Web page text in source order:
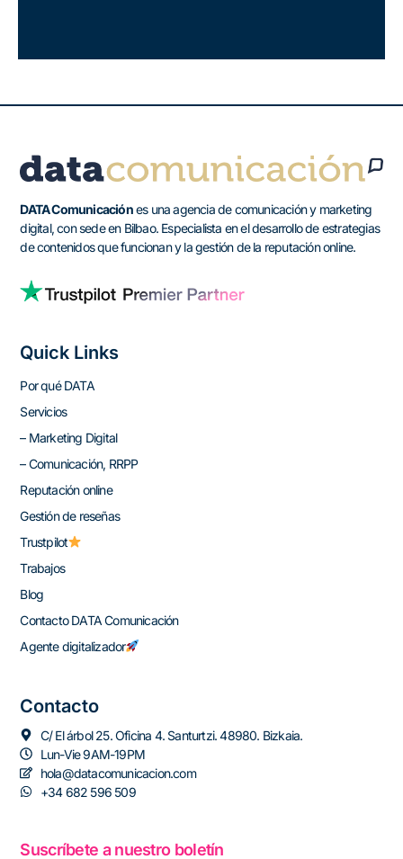
DATA Comunicaciónes una agencia de comunicación y marketing
digital, con sede en Bilbao. Especialista en el desarrollo de estrategias
de contenidos que funcionan y la gestión de la reputación online.
Quick Links
Por qué DATA
Servicios
– Marketing Digital
– Comunicación, RRPP
Reputación online
Gestión de reseñas
Trustpilot
Trabajos
Blog
Contacto DATA Comunicación
Agente digitalizador
Contacto
C/ El árbol 25. Oficina 4. Santurtzi. 48980. Bizkaia.
Lun-Vie 9AM-19PM
hola@datacomunicacion.com
+34 682 596 509
Suscríbete a nuestro boletín